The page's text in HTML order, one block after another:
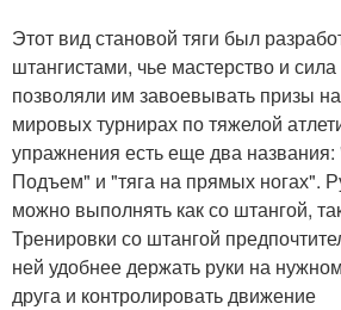
Этот вид становой тяги был
штангистами, чье мастерство и
позволяли им завоевывать призы
мировых турнирах по тяжелой
упражнения есть еще два
Подъем" и "тяга на прямых ногах".
можно выполнять как со штангой,
Тренировки со штангой
ней удобнее держать руки на
друга и контролировать движение